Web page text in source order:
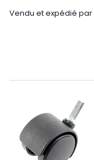
Vendu et expédié par